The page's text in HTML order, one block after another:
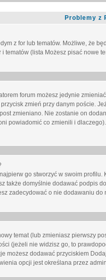
Problemy z
z for lub tematów. Możliwe, że
i tematów (lista Możesz pisać nowe
forum możesz jedynie
zmień przy danym poście.
zmieniano. Nie zostanie on
powiadomić co zmienili i
go stworzyć w swoim
także domyślnie dodawać podpis
zadecydować o nie dodawaniu
temat (lub zmieniasz pierwszy
(jeżeli nie widzisz go, to
możesz dodawać przyciskiem
opcji jest określana przez